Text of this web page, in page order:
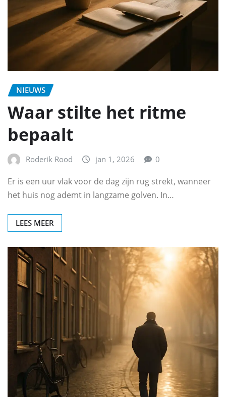
NIEUWS
Waar stilte het ritme
bepaalt
Roderik Rood jan 1, 2026 0
Er is een uur vlak voor de dag zijn rug strekt, wanneer
het huis nog ademt in langzame golven. In…
LEES MEER